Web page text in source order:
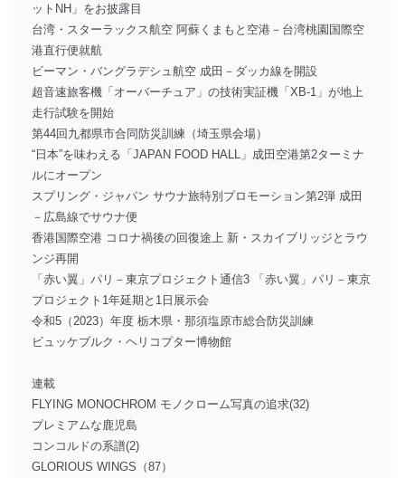
ットNH」をお披露目
台湾・スターラックス航空 阿蘇くまもと空港－台湾桃園国際空
港直行便就航
ビーマン・バングラデシュ航空 成田－ダッカ線を開設
超音速旅客機「オーバーチュア」の技術実証機「XB-1」が地上
走行試験を開始
第44回九都県市合同防災訓練（埼玉県会場）
“日本”を味わえる「JAPAN FOOD HALL」成田空港第2ターミナ
ルにオープン
スプリング・ジャパン サウナ旅特別プロモーション第2弾 成田
－広島線でサウナ便
香港国際空港 コロナ禍後の回復途上 新・スカイブリッジとラウ
ンジ再開
「赤い翼」パリ－東京プロジェクト通信3 「赤い翼」パリ－東京
プロジェクト1年延期と1日展示会
令和5（2023）年度 栃木県・那須塩原市総合防災訓練
ビュッケブルク・ヘリコプター博物館
連載
FLYING MONOCHROM モノクローム写真の追求(32)
プレミアムな鹿児島
コンコルドの系譜(2)
GLORIOUS WINGS（87）